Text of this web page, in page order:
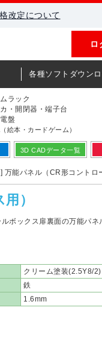
改定について
ロ
各種ソフトダウン
ラック
・開閉器・端子台
盤
（絵本・カードゲーム）
3D CADデータ一覧
万能パネル（CR形コントロ
）
ボックス扉裏面の万能パネ
クリーム塗装(2.5Y8/2)
鉄
1.6mm